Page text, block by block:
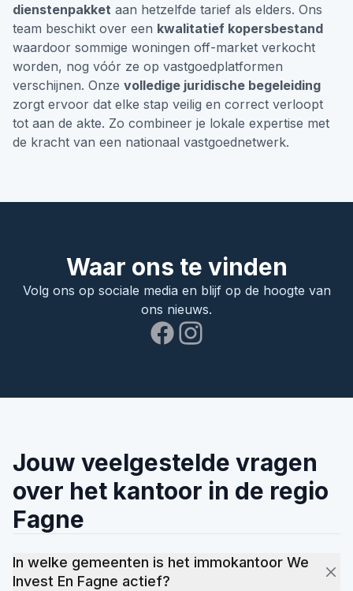
dienstenpakket aan hetzelfde tarief als elders. Ons
team beschikt over een kwalitatief kopersbestand
waardoor sommige woningen off-market verkocht
worden, nog vóór ze op vastgoedplatformen
verschijnen. Onze volledige juridische begeleiding
zorgt ervoor dat elke stap veilig en correct verloopt
tot aan de akte. Zo combineer je lokale expertise met
de kracht van een nationaal vastgoednetwerk.
Waar ons te vinden
Volg ons op sociale media en blijf op de hoogte van
ons nieuws.
Jouw veelgestelde vragen
over het kantoor in de regio
Fagne
In welke gemeenten is het immokantoor We
Invest En Fagne actief?